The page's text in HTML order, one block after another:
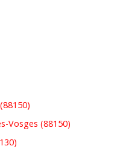
Vosges (88150)